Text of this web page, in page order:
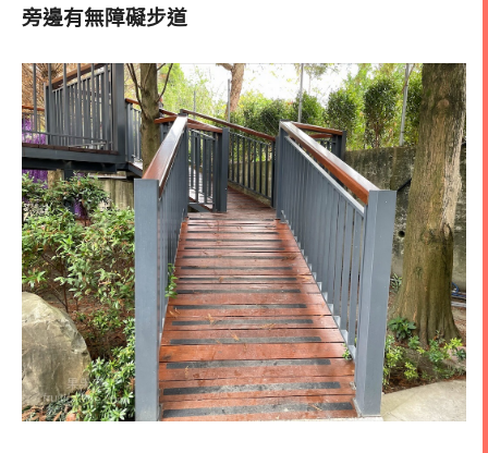
旁邊有無障礙步道